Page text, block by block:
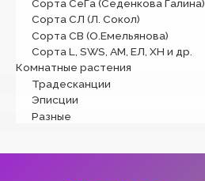
Сорта СеГа (Седенкова Галина)
Сорта СЛ (Л. Сокол)
Сорта СВ (О.Емельянова)
Сорта L, SWS, АМ, ЕЛ, ХН и др.
Комнатные растения
Традесканции
Эписции
Разные